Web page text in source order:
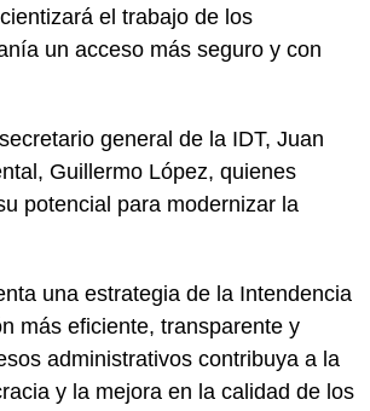
el trabajo de los
un acceso más seguro y con
general de la IDT, Juan
Guillermo López, quienes
potencial para modernizar la
una estrategia de la Intendencia
más eficiente, transparente y
administrativos contribuya a la
y la mejora en la calidad de los